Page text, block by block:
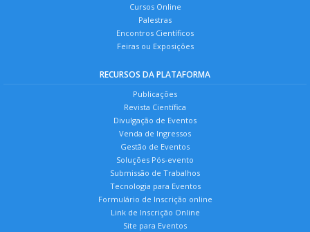
Cursos Online
Palestras
Encontros Científicos
Feiras ou Exposições
RECURSOS DA PLATAFORMA
Publicações
Revista Científica
Divulgação de Eventos
Venda de Ingressos
Gestão de Eventos
Soluções Pós-evento
Submissão de Trabalhos
Tecnologia para Eventos
Formulário de Inscrição online
Link de Inscrição Online
Site para Eventos